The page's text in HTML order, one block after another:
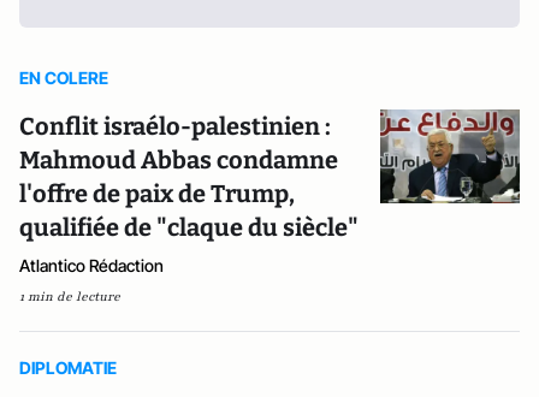
EN COLERE
Conflit israélo-palestinien :
Mahmoud Abbas condamne
l'offre de paix de Trump,
qualifiée de "claque du siècle"
Atlantico Rédaction
1 min de lecture
DIPLOMATIE